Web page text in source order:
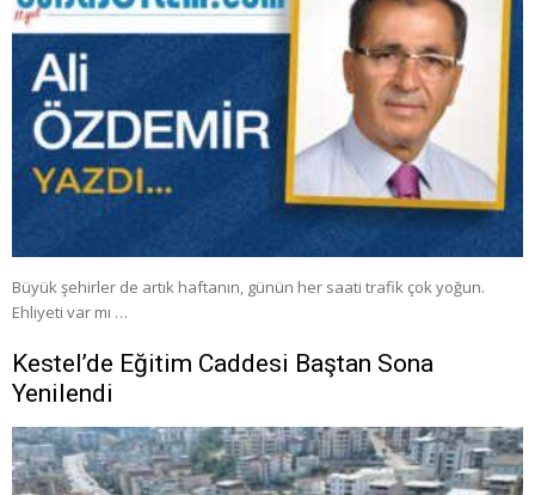
Büyük şehirler de artık haftanın, günün her saati trafik çok yoğun.
Ehliyeti var mı …
Kestel’de Eğitim Caddesi Baştan Sona
Yenilendi